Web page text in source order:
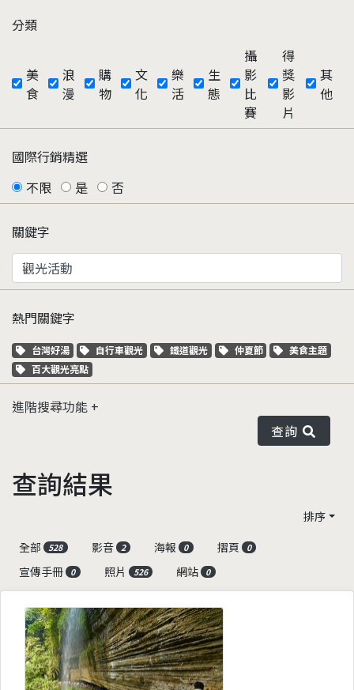
分類
美
食
浪
漫
購
物
文
化
樂
活
生
態
攝
影
比
賽
得
獎
影
片
其
他
國際行銷精選
不限
是 否
關鍵字
熱門關鍵字
關鍵字標籤
台灣好湯 關鍵字標籤
自行車觀光 關鍵字標籤
鐵道觀光 關鍵字標籤
仲夏節 關鍵字標籤
美食主題
關鍵字標籤
百大觀光亮點
進階搜尋功能
查詢
查詢結果
排序
全部
528 影音 2 海報 0 摺頁 0
宣傳手冊 0 照片 526 網站 0